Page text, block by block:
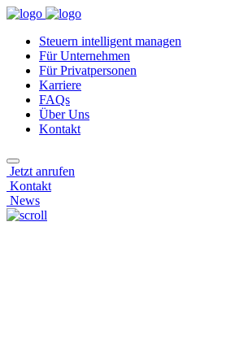
Steuern intelligent managen
Für Unternehmen
Für Privatpersonen
Karriere
FAQs
Über Uns
Kontakt
Jetzt anrufen
Kontakt
News